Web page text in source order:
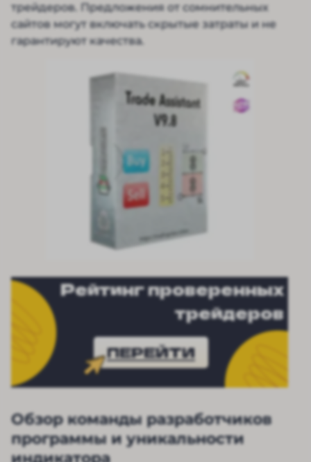
трейдеров. Предложения от сомнительных
сайтов могут включать скрытые затраты и не
гарантируют качества.
Рейтинг проверенных
трейдеров
ПЕРЕЙТИ
Обзор команды разработчиков
программы и уникальности